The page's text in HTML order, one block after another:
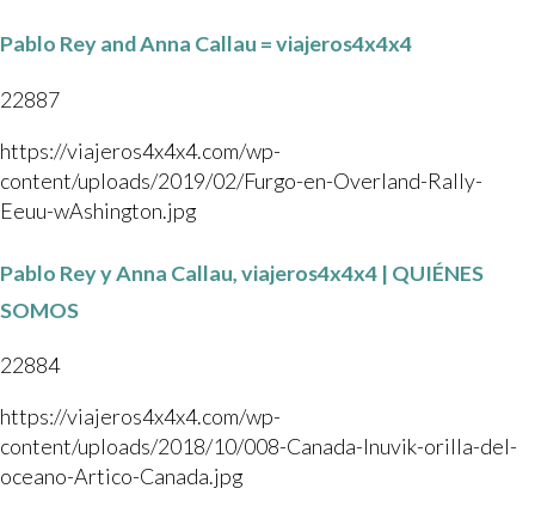
Pablo Rey and Anna Callau = viajeros4x4x4
22887
https://viajeros4x4x4.com/wp-
content/uploads/2019/02/Furgo-en-Overland-Rally-
Eeuu-wAshington.jpg
Pablo Rey y Anna Callau, viajeros4x4x4 | QUIÉNES
SOMOS
22884
https://viajeros4x4x4.com/wp-
content/uploads/2018/10/008-Canada-Inuvik-orilla-del-
oceano-Artico-Canada.jpg